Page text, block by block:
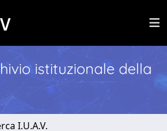
istituzionale della
I.U.A.V.